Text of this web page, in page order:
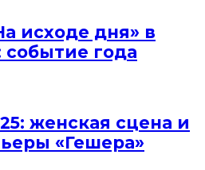
исходе дня» в
года
женская сцена и
«Гешера»